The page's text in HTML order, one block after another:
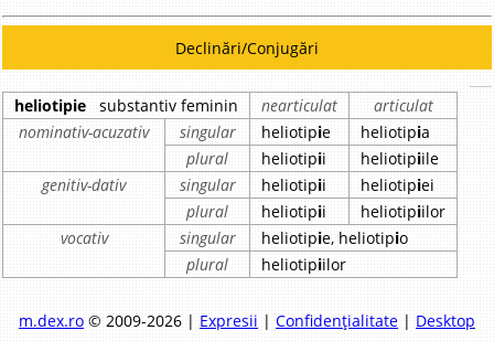
Declinări/Conjugări
heliotipie substantiv feminin nearticulat
articulat
nominativ-acuzativ
singular heliotipie heliotipia
plural
heliotipii heliotipiile
genitiv-dativ
singular heliotipii heliotipiei
plural
heliotipii heliotipiilor
vocativ
singular heliotipie, heliotipio
plural
heliotipiilor
m.dex.ro© 2009-2026 | Expresii | Confidențialitate| Desktop